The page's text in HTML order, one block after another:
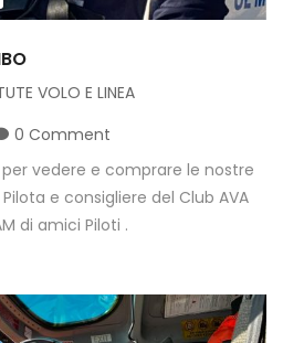
VOLO E LINEA
0 Comment
vedere e comprare le nostre
e consigliere del Club AVA
di amici Piloti .